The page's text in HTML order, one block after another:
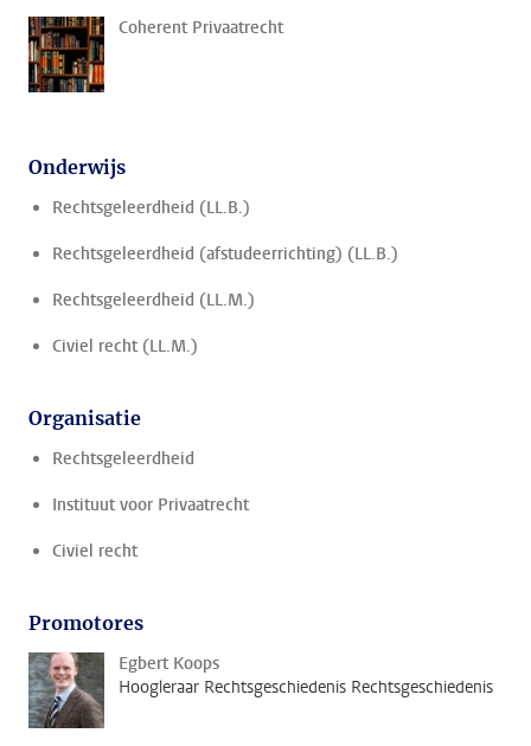
Coherent Privaatrecht
Onderwijs
Rechtsgeleerdheid (LL.B.)
Rechtsgeleerdheid (afstudeerrichting) (LL.B.)
Rechtsgeleerdheid (LL.M.)
Civiel recht (LL.M.)
Organisatie
Rechtsgeleerdheid
Instituut voor Privaatrecht
Civiel recht
Promotores
Egbert Koops
Hoogleraar Rechtsgeschiedenis Rechtsgeschiedenis